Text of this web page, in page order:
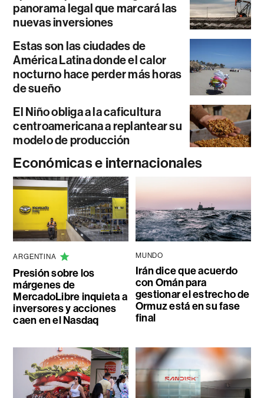
panorama legal que marcará las
nuevas inversiones
Estas son las ciudades de
América Latina donde el calor
nocturno hace perder más horas
de sueño
El Niño obliga a la caficultura
centroamericana a replantear su
modelo de producción
Económicas e internacionales
ARGENTINA
Presión sobre los
márgenes de
MercadoLibre inquieta a
inversores y acciones
caen en el Nasdaq
MUNDO
Irán dice que acuerdo
con Omán para
gestionar el estrecho de
Ormuz está en su fase
final